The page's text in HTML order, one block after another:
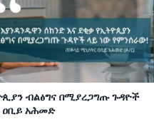
ብልፅግና በሚያረጋግጡ ጉዳዮች
ዐቢይ አሕመድ